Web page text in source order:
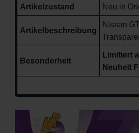
Artikelzustand Neu in
Artikelbeschreibung
Nissan
Besonderheit
Limitiert
Neuheit